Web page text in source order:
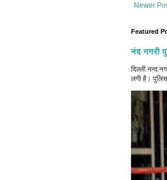
Newer
Featured
नंद नगरी
दिल्ली नन्द
लगी है।